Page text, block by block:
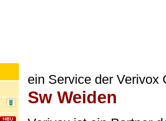
ein Service der Verivox
Sw Weiden